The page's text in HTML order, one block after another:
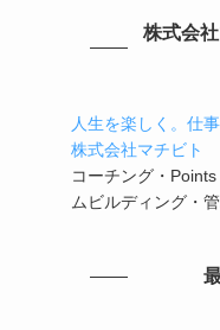
株式会
人生を楽しく。仕
株式会社マチビト
コーチング・
ムビルディング・